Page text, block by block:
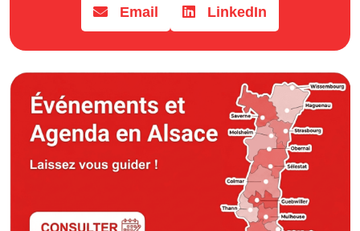
Email LinkedIn